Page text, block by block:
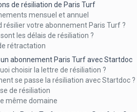
de résiliation de Paris Turf
mensuel et annuel
résilier votre abonnement Paris Turf ?
les délais de résiliation ?
rétractation
un abonnement Paris Turf avec Startdoc
choisir la lettre de résiliation ?
se passe la résiliation avec Startdoc ?
de résiliation
même domaine